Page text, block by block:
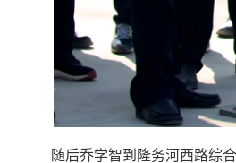
随后乔学智到隆务河西路综